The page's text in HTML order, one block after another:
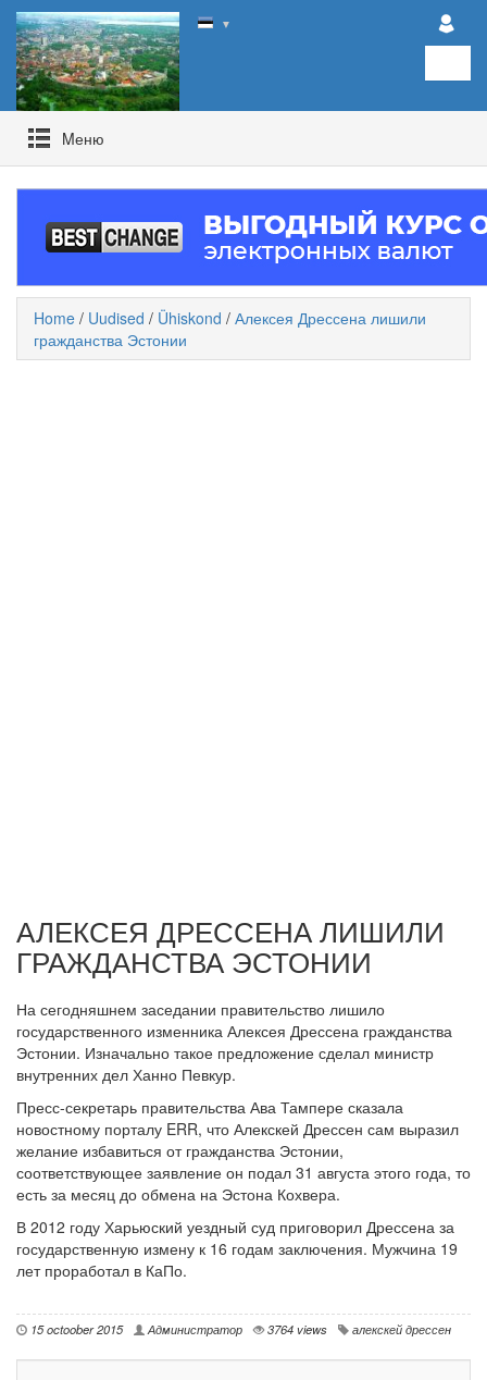
▼
Mеню
Home / Uudised / Ühiskond / Алексея Дрессена лишили
гражданства Эстонии
АЛЕКСЕЯ ДРЕССЕНА ЛИШИЛИ
ГРАЖДАНСТВА ЭСТОНИИ
На сегодняшнем заседании правительство лишило
государственного изменника Алексея Дрессена гражданства
Эстонии. Изначально такое предложение сделал министр
внутренних дел Ханно Певкур.
Пресс-секретарь правительства Ава Тампере сказала
новостному порталу ERR, что Алекскей Дрессен сам выразил
желание избавиться от гражданства Эстонии,
соответствующее заявление он подал 31 августа этого года, то
есть за месяц до обмена на Эстона Кохвера.
В 2012 году Харьюский уездный суд приговорил Дрессена за
государственную измену к 16 годам заключения. Мужчина 19
лет проработал в КаПо.
15 octoober 2015 Администратор 3764 views алекскей дрессен